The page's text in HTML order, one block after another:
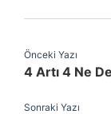
Önceki Yazı
4 Artı 4 Ne
Sonraki Yazı